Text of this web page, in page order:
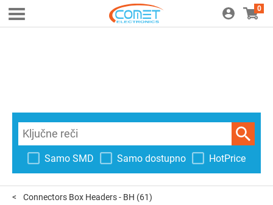
0
Samo SMD Samo dostupno HotPrice
Connectors Box Headers - BH (61)